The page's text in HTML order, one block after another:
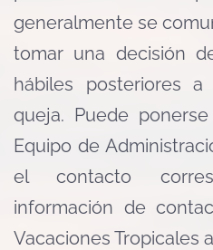
generalmente se
tomar una decisión
hábiles posteriores
queja. Puede
Equipo de
el contacto
información de
Vacaciones Tropicales